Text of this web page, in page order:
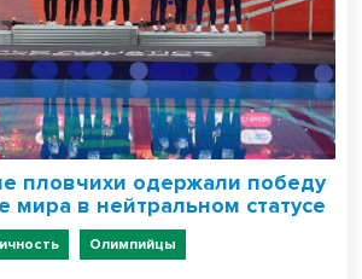
пловчихи одержали победу
мира в нейтральном статусе
Олимпийцы